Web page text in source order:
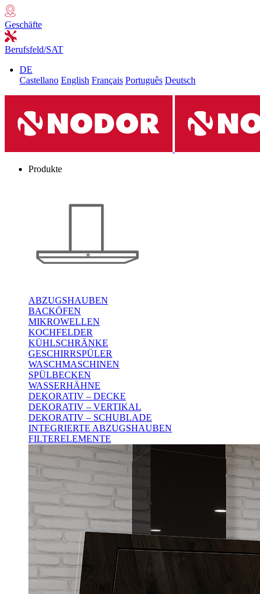
Geschäfte
Berufsfeld/SAT
DE
Castellano English Français Português Deutsch
Produkte
ABZUGSHAUBEN
BACKÖFEN
MIKROWELLEN
KOCHFELDER
KÜHLSCHRÄNKE
GESCHIRRSPÜLER
WASCHMASCHINEN
SPÜLBECKEN
WASSERHÄHNE
DEKORATIV – DECKE
DEKORATIV – VERTIKAL
DEKORATIV – SCHUBLADE
INTEGRIERTE ABZUGSHAUBEN
FILTERELEMENTE